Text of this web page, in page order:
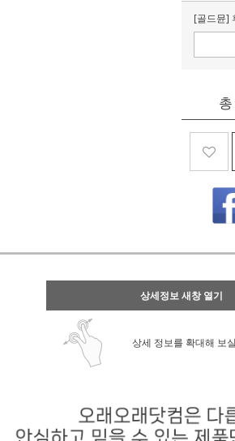
[골드뮨]
상세정보 새창 열기
상세 정보를 확대해 보